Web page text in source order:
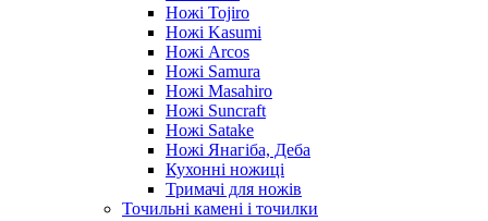
Ножі Tojiro
Ножі Kasumi
Ножі Arcos
Ножі Samura
Ножі Masahiro
Ножі Suncraft
Ножі Satake
Ножі Янагіба, Деба
Кухонні ножиці
Тримачі для ножів
Точильні камені і точилки